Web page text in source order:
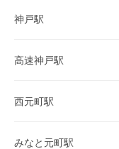
神戸駅
高速神戸駅
西元町駅
みなと元町駅